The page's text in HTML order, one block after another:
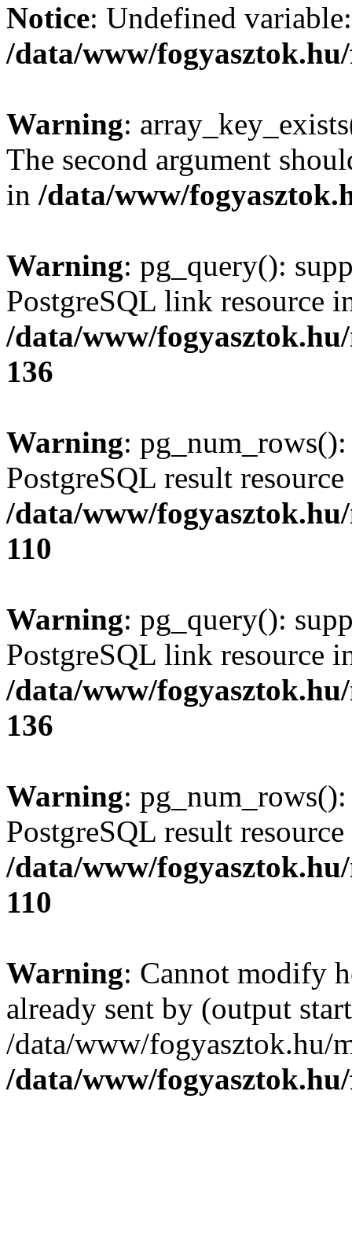
Notice: Undefined
/data/www/
Warning:
The second argument
in /data/www/
Warning: pg_query():
PostgreSQL link resource
/data/www/
136
Warning:
PostgreSQL result
/data/www/
110
Warning: pg_query():
PostgreSQL link resource
/data/www/
136
Warning:
PostgreSQL result
/data/www/
110
Warning: Cannot modify
already sent by (output
/data/www/fogyasztok.hu/
/data/www/